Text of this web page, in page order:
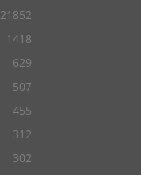
21852
1418
629
507
455
312
302